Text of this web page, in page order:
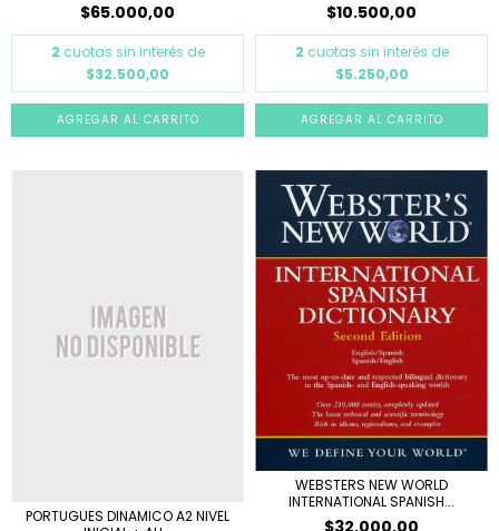
$65.000,00
2 cuotas sin interés de
$32.500,00
$10.500,00
2 cuotas sin interés de
$5.250,00
PORTUGUES DINAMICO A2 NIVEL
WEBSTERS NEW WORLD
INTERNATIONAL SPANISH...
$32.000,00